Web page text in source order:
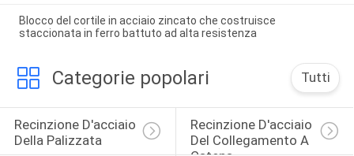
Blocco del cortile in acciaio zincato che costruisce
staccionata in ferro battuto ad alta resistenza
Categorie popolari Tutti
Recinzione D'acciaio
Della Palizzata
Recinzione D'acciaio
Del Collegamento A